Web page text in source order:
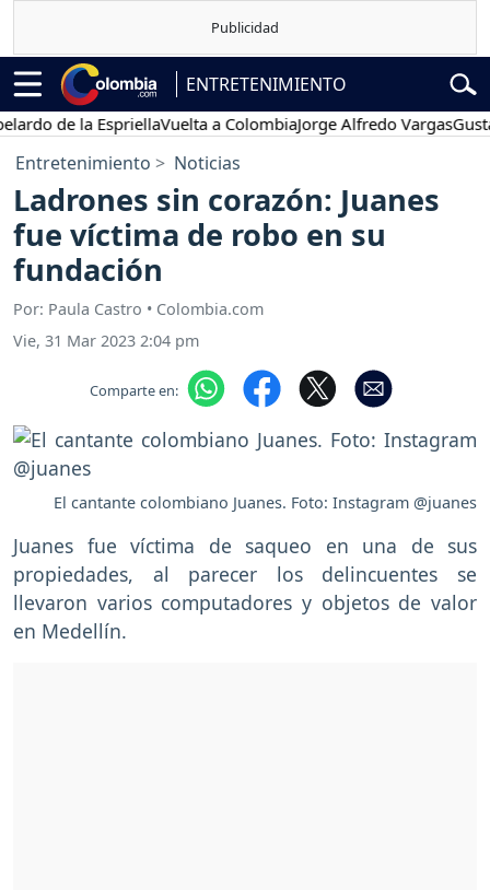
ENTRETENIMIENTO
de la EspriellaVuelta a ColombiaJorge Alfredo VargasGustavo
Entretenimiento Noticias
Ladrones sin corazón: Juanes
fue víctima de robo en su
fundación
Por: Paula Castro • Colombia.com
Vie, 31 Mar 2023 2:04 pm
Comparte en:
El cantante colombiano Juanes. Foto: Instagram @juanes
Juanes fue víctima de saqueo en una de sus
propiedades, al parecer los delincuentes se
llevaron varios computadores y objetos de valor
en Medellín.